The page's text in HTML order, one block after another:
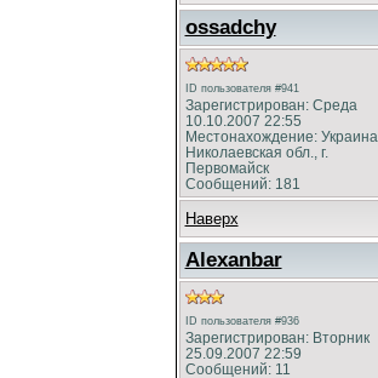
ossadchy
ID пользователя #941
Зарегистрирован: Среда
10.10.2007 22:55
Местонахождение: Украина,
Николаевская обл., г.
Первомайск
Сообщений: 181
Наверх
Alexanbar
ID пользователя #936
Зарегистрирован: Вторник
25.09.2007 22:59
Сообщений: 11